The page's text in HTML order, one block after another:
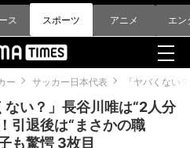
ス スポーツ アニメ エン
ー サッカー日本代表 「ヤバくない
ない？」長谷川唯は“2人分
引退後は“まさかの職
も驚愕 3枚目